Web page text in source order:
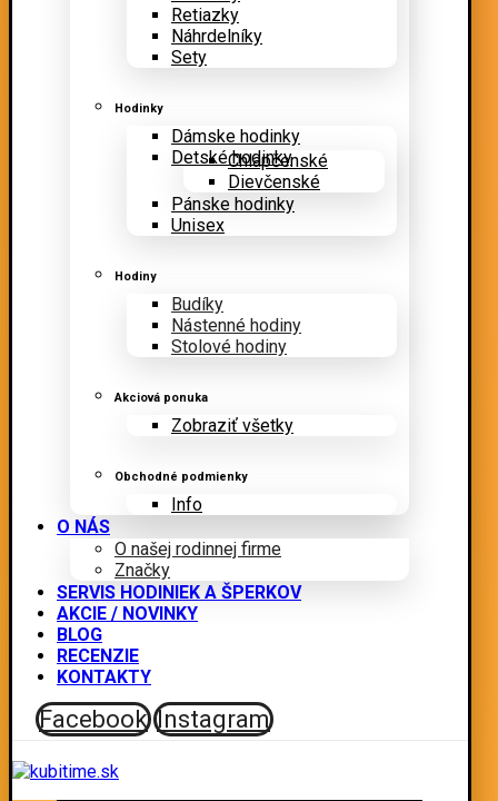
Retiazky
Náhrdelníky
Sety
Hodinky
Dámske hodinky
Detské hodinky
Chlapčenské
Dievčenské
Pánske hodinky
Unisex
Hodiny
Budíky
Nástenné hodiny
Stolové hodiny
Akciová ponuka
Zobraziť všetky
Obchodné podmienky
Info
O NÁS
O našej rodinnej firme
Značky
SERVIS HODINIEK A ŠPERKOV
AKCIE / NOVINKY
BLOG
RECENZIE
KONTAKTY
Facebook Instagram